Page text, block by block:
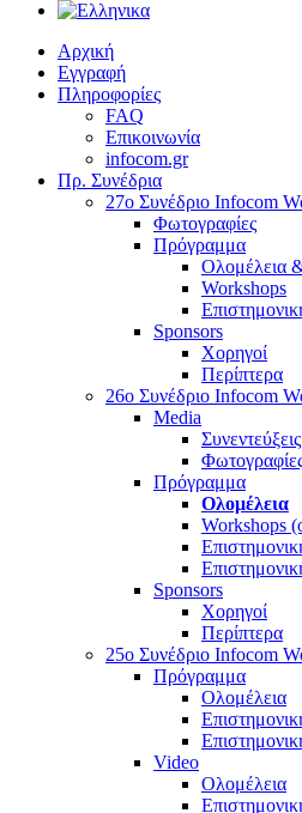
Αρχική
Εγγραφή
Πληροφορίες
FAQ
Επικοινωνία
infocom.gr
Πρ. Συνέδρια
27o Συνέδριο Infocom
Φωτογραφίες
Πρόγραμμα
Ολομέλεια
Workshops
Sponsors
Χορηγοί
Περίπτερα
26o Συνέδριο Infocom
Media
Συνεντεύξεις
Πρόγραμμα
Ολομέλεια
Workshops
Sponsors
Χορηγοί
Περίπτερα
25o Συνέδριο Infocom
Πρόγραμμα
Ολομέλεια
Video
Ολομέλεια